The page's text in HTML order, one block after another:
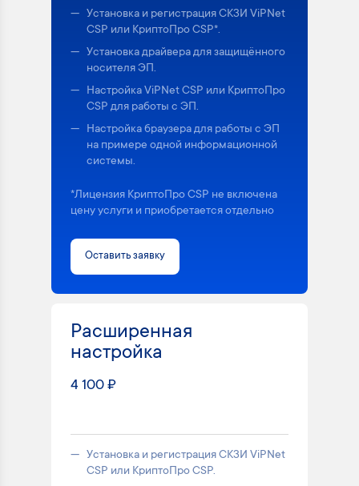
Установка и регистрация СКЗИ ViPNet
CSP или КриптоПро CSP*.
Установка драйвера для защищённого
носителя ЭП.
Настройка ViPNet CSP или КриптоПро
CSP для работы с ЭП.
Настройка браузера для работы с ЭП
на примере одной информационной
системы.
*Лицензия КриптоПро CSP не включена
цену услуги и приобретается отдельно
Оставить заявку
Расширенная
настройка
4 100 ₽
Установка и регистрация СКЗИ ViPNet
CSP или КриптоПро CSP.